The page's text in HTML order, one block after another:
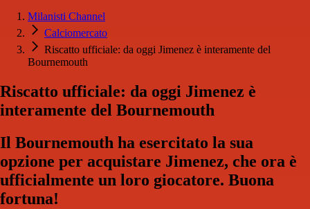
Milanisti Channel
Calciomercato
Riscatto ufficiale: da oggi Jimenez è interamente del
Bournemouth
Riscatto ufficiale: da oggi Jimenez è
interamente del Bournemouth
Il Bournemouth ha esercitato la sua
opzione per acquistare Jimenez, che ora è
ufficialmente un loro giocatore. Buona
fortuna!